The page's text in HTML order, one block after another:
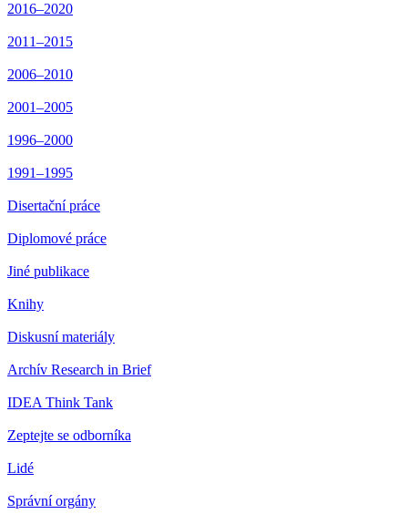
2016–2020
2011–2015
2006–2010
2001–2005
1996–2000
1991–1995
Disertační práce
Diplomové práce
Jiné publikace
Knihy
Diskusní materiály
Archív Research in Brief
IDEA Think Tank
Zeptejte se odborníka
Lidé
Správní orgány